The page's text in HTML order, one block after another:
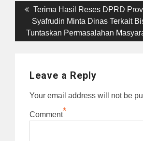
Post
navigation
Previous
post:
Terima Hasil Reses DPRD
Syafrudin Minta Dinas Terkait
Tuntaskan Permasalahan
Leave a Reply
Your email address will not be
Comment*